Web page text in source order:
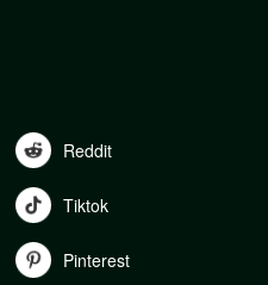
Reddit
Tiktok
Pinterest